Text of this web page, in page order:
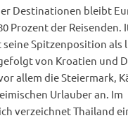
Destinationen bleibt
Prozent der
seine Spitzenposition als
von Kroatien und
allem die Steiermark,
Urlauber an. Im
verzeichnet Thailand